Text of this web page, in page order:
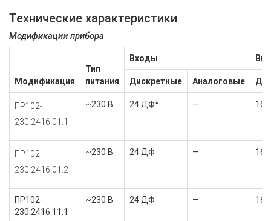
Технические характеристики
Модификации прибора
Модификация
Тип
питания
Входы
Дискретные Аналоговые
ПР102-
230.2416.01.1
~230 В 24 ДФ* — 16
ПР102-
230.2416.01.2
~230 В 24 ДФ — 16
ПР102-
230.2416.11.1
~230 В 24 ДФ — 16 K